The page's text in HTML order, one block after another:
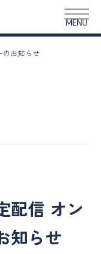
MENU
のお知らせ
配信 オン
知らせ